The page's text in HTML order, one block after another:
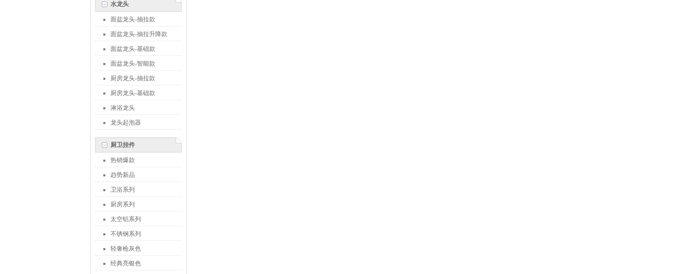
水龙头
面盆龙头-抽拉款
面盆龙头-抽拉升降款
面盆龙头-基础款
面盆龙头-智能款
厨房龙头-抽拉款
厨房龙头-基础款
淋浴龙头
龙头起泡器
厨卫挂件
热销爆款
趋势新品
卫浴系列
厨房系列
太空铝系列
不锈钢系列
轻奢枪灰色
经典亮银色